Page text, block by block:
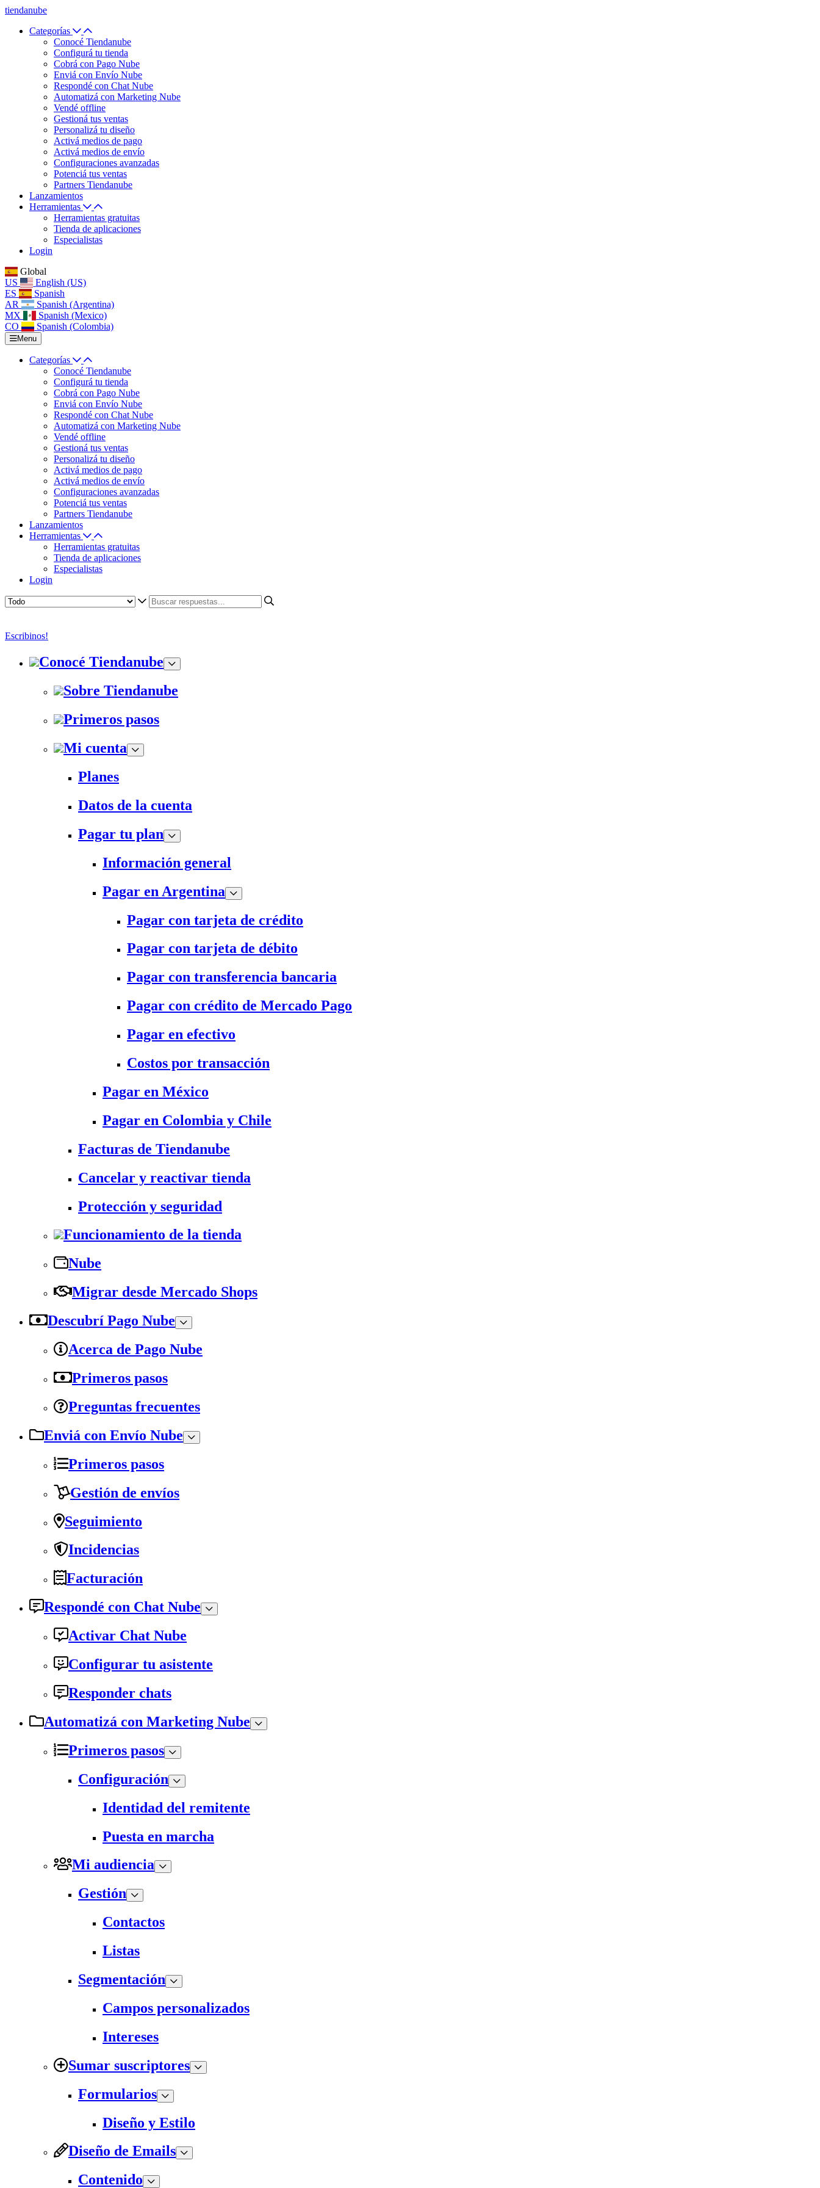
tiendanube
Categorías
Conocé Tiendanube
Configurá tu tienda
Cobrá con Pago Nube
Enviá con Envío Nube
Respondé con Chat Nube
Automatizá con Marketing Nube
Vendé offline
Gestioná tus ventas
Personalizá tu diseño
Activá medios de pago
Activá medios de envío
Configuraciones avanzadas
Potenciá tus ventas
Partners Tiendanube
Lanzamientos
Herramientas
Herramientas gratuitas
Tienda de aplicaciones
Especialistas
Login
Global
US
English (US)
ES
Spanish
AR
Spanish (Argentina)
MX
Spanish (Mexico)
CO
Spanish (Colombia)
Menu
Categorías
Conocé Tiendanube
Configurá tu tienda
Cobrá con Pago Nube
Enviá con Envío Nube
Respondé con Chat Nube
Automatizá con Marketing Nube
Vendé offline
Gestioná tus ventas
Personalizá tu diseño
Activá medios de pago
Activá medios de envío
Configuraciones avanzadas
Potenciá tus ventas
Partners Tiendanube
Lanzamientos
Herramientas
Herramientas gratuitas
Tienda de aplicaciones
Especialistas
Login
Escribinos!
Conocé Tiendanube
Sobre Tiendanube
Primeros pasos
Mi cuenta
Planes
Datos de la cuenta
Pagar tu plan
Información general
Pagar en Argentina
Pagar con tarjeta de crédito
Pagar con tarjeta de débito
Pagar con transferencia bancaria
Pagar con crédito de Mercado Pago
Pagar en efectivo
Costos por transacción
Pagar en México
Pagar en Colombia y Chile
Facturas de Tiendanube
Cancelar y reactivar tienda
Protección y seguridad
Funcionamiento de la tienda
Nube
Migrar desde Mercado Shops
Descubrí Pago Nube
Acerca de Pago Nube
Primeros pasos
Preguntas frecuentes
Enviá con Envío Nube
Primeros pasos
Gestión de envíos
Seguimiento
Incidencias
Facturación
Respondé con Chat Nube
Activar Chat Nube
Configurar tu asistente
Responder chats
Automatizá con Marketing Nube
Primeros pasos
Configuración
Identidad del remitente
Puesta en marcha
Mi audiencia
Gestión
Contactos
Listas
Segmentación
Campos personalizados
Intereses
Sumar suscriptores
Formularios
Diseño y Estilo
Diseño de Emails
Contenido